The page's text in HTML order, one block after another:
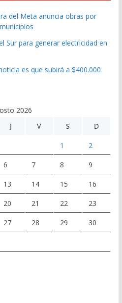
del Meta anuncia obras por
Sur para generar electricidad en
es que subirá a $400.000
2026
J V S D
1 2
6 7 8 9
13 14 15 16
20 21 22 23
27 28 29 30